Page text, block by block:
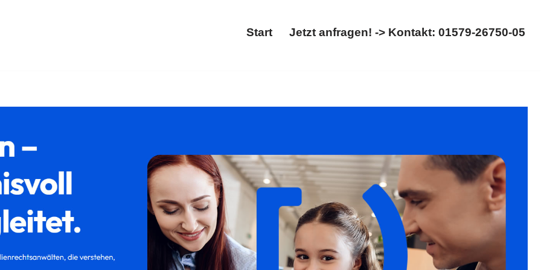
Start Jetzt anfragen! -> Kontakt: 01579-26750-05
Sie auf uns ✉.